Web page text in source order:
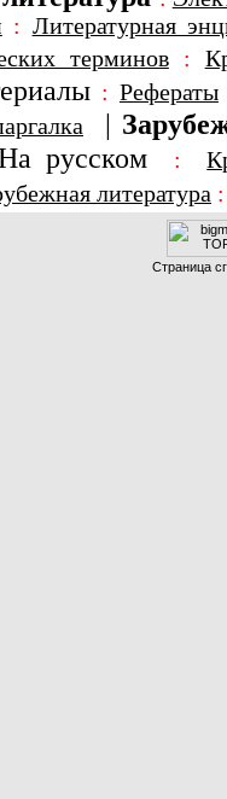
: Литературная
терминов:
: Рефераты
|
русском :
литература
Страница